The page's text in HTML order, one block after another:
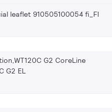
leaflet 910505100054 fi_FI
G2 CoreLine
G2 EL